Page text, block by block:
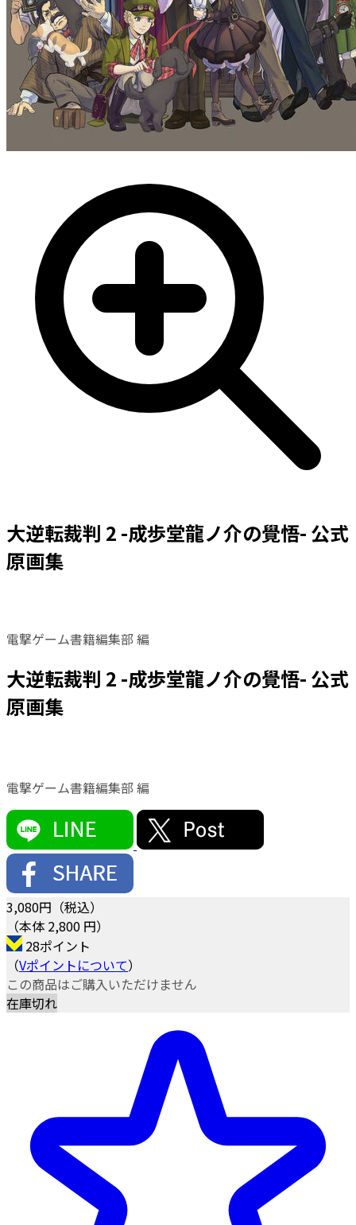
大逆転裁判 2 -成歩堂龍ノ介の覺悟- 公式
原画集
電撃ゲーム書籍編集部 編
大逆転裁判 2 -成歩堂龍ノ介の覺悟- 公式
原画集
電撃ゲーム書籍編集部 編
3,080円（税込）
（本体 2,800 円）
28ポイント
（Vポイントについて）
この商品はご購入いただけません
在庫切れ